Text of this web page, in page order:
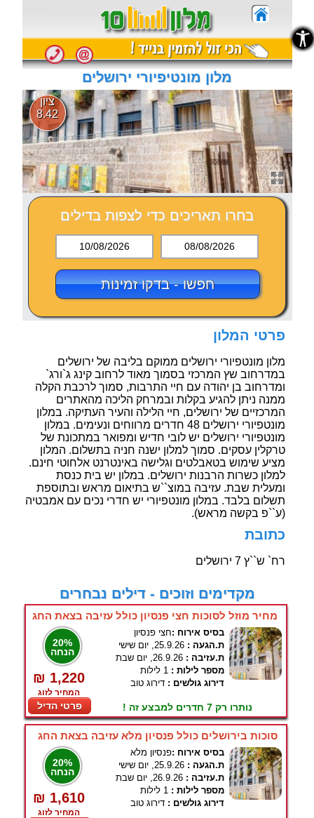
מלון מונטיפיורי ירושלים
ציון
8.42
בחרו תאריכים כדי לצפות בדילים
10/08/2026 08/08/2026
חפשו - בדקו זמינות
פרטי המלון
מלון מונטפיורי ירושלים ממוקם בליבה של ירושלים
במדרחוב שץ המרכזי בסמוך מאוד לרחוב קינג ג`ורג`
ומדרחוב בן יהודה עם חיי התרבות, סמוך לרכבת הקלה
ממנה ניתן להגיע בקלות ובמרחק הליכה מהאתרים
המרכזיים של ירושלים, חיי הלילה והעיר העתיקה. במלון
מונטפיורי ירושלים 48 חדרים מרווחים ונעימים. במלון
מונטפיורי ירושלים יש לובי חדיש ומפואר במתכונת של
טרקלין עסקים. סמוך למלון ישנה חניה בתשלום. המלון
מציע שימוש בטאבלטים וגלישה באינטרנט אלחוטי חינם.
למלון כשרות הרבנות ירושלים. במלון יש בית כנסת
ומעלית שבת. עזיבה במוצ``ש בתיאום מראש ובתוספת
תשלום בלבד. במלון מונטפיורי יש חדרי נכים עם אמבטיה
(ע``פ בקשה מראש).
כתובת
רח` ש``ץ 7 ירושלים
מקדימים וזוכים - דילים נבחרים
מחיר מוזל לסוכות חצי פנסיון כולל עזיבה בצאת החג
20%
הנחה
₪ 1,220
המחיר לזוג
פרטי הדיל
בסיס אירוח :חצי פנסיון
ת.הגעה : 25.9.26, יום שישי
ת.עזיבה : 26.9.26, יום שבת
מספר לילות : 1 לילות
דירוג גולשים : דירוג טוב
נותרו רק 7 חדרים למבצע זה !
סוכות בירושלים כולל פנסיון מלא עזיבה בצאת החג
20%
הנחה
₪ 1,610
המחיר לזוג
בסיס אירוח :פנסיון מלא
ת.הגעה : 25.9.26, יום שישי
ת.עזיבה : 26.9.26, יום שבת
מספר לילות : 1 לילות
דירוג גולשים : דירוג טוב
נגישות
נגישות